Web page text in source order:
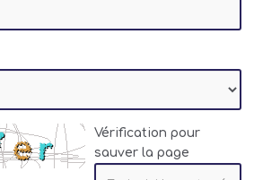
Vérification pour
sauver la page